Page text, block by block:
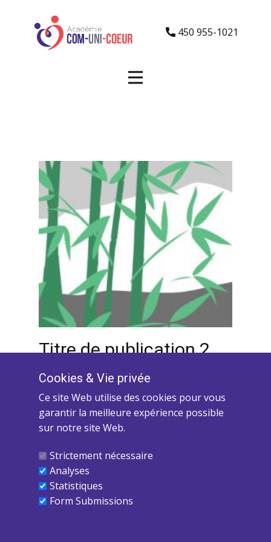
450 955-1021
Titre de publication 2
mai 12, 2026 Food
Exemple de texte court. Lorem ipsum
dolor sit amet.
Cookies ​& Vie privée
Ce site Web utilise des cookies pour vous
garantir la meilleure expérience possible
sur notre site Web.
Strictement nécessaire
Analyses
Statistiques
Form Submissions